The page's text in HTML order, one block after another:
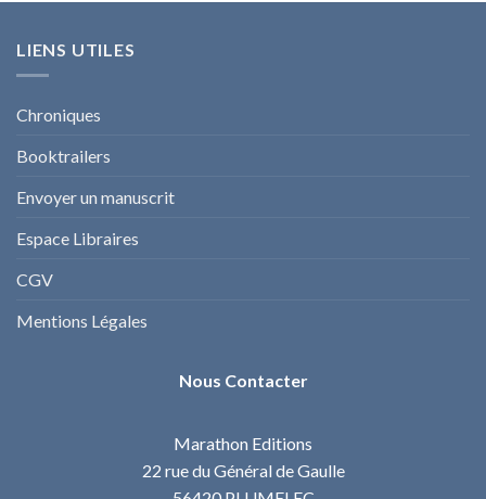
LIENS UTILES
Chroniques
Booktrailers
Envoyer un manuscrit
Espace Libraires
CGV
Mentions Légales
Nous Contacter
Marathon Editions
22 rue du Général de Gaulle